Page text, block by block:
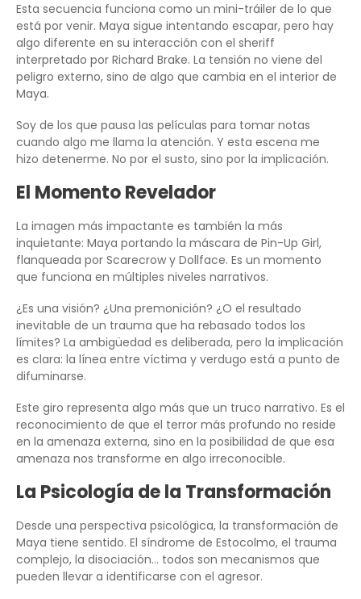
Esta secuencia funciona como un mini-tráiler de lo que
está por venir. Maya sigue intentando escapar, pero hay
algo diferente en su interacción con el sheriff
interpretado por Richard Brake. La tensión no viene del
peligro externo, sino de algo que cambia en el interior de
Maya.
Soy de los que pausa las películas para tomar notas
cuando algo me llama la atención. Y esta escena me
hizo detenerme. No por el susto, sino por la implicación.
El Momento Revelador
La imagen más impactante es también la más
inquietante: Maya portando la máscara de Pin-Up Girl,
flanqueada por Scarecrow y Dollface. Es un momento
que funciona en múltiples niveles narrativos.
¿Es una visión? ¿Una premonición? ¿O el resultado
inevitable de un trauma que ha rebasado todos los
límites? La ambigüedad es deliberada, pero la implicación
es clara: la línea entre víctima y verdugo está a punto de
difuminarse.
Este giro representa algo más que un truco narrativo. Es el
reconocimiento de que el terror más profundo no reside
en la amenaza externa, sino en la posibilidad de que esa
amenaza nos transforme en algo irreconocible.
La Psicología de la Transformación
Desde una perspectiva psicológica, la transformación de
Maya tiene sentido. El síndrome de Estocolmo, el trauma
complejo, la disociación… todos son mecanismos que
pueden llevar a identificarse con el agresor.